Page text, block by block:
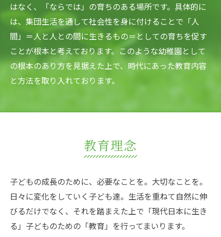
はなく、「ならでは」の育ちのある場所です。具体的に
は、集団生活を通して社会性を身に付けることで「人
間」＝人と人との間に生きるもの＝としての育ちを促す
ことが根本と考えております。このような幼稚園として
の根本のあり方を見据えた上で、時代にあった教育内容
と方法を取り入れております。
教育理念
子どもの成長のために、必要なことを。大切なことを。
日々に変化をしていく子ども達。生活を重ねて自然に伸
びるだけでなく、それを踏まえた上で「現代日本に生き
る」子どものための「教育」を行ってまいります。